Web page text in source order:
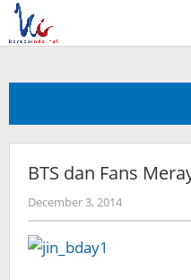
Skip
content
BTS dan Fans
December 3, 2014by
Koreanindo